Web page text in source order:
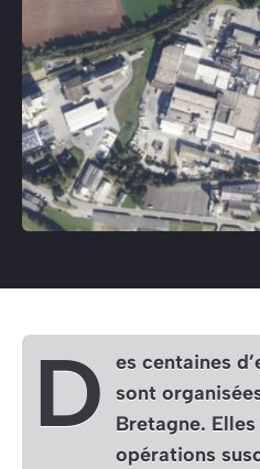
D
es centaines
sont
Bretagne.
opérations